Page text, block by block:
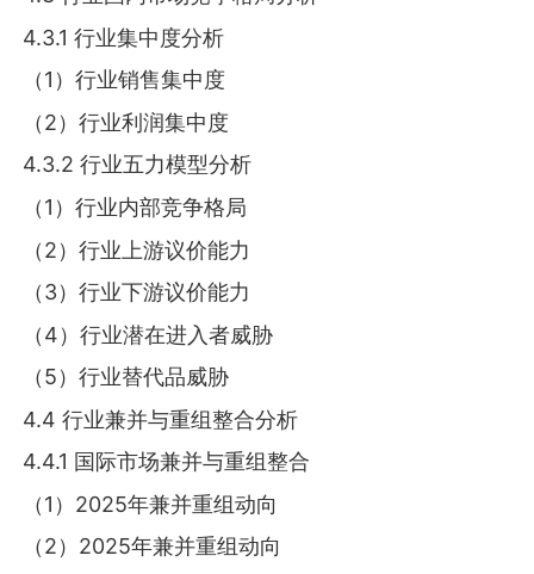
4.3.1 行业集中度分析
（1）行业销售集中度
（2）行业利润集中度
4.3.2 行业五力模型分析
（1）行业内部竞争格局
（2）行业上游议价能力
（3）行业下游议价能力
（4）行业潜在进入者威胁
（5）行业替代品威胁
4.4 行业兼并与重组整合分析
4.4.1 国际市场兼并与重组整合
（1）2025年兼并重组动向
（2）2025年兼并重组动向